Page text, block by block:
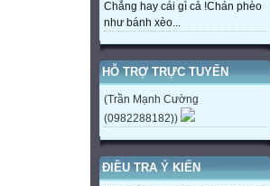
Chẳng hay cái gì cả !Chán phèo
như bánh xèo...
HỖ TRỢ TRỰC TUYẾN
(Trần Mạnh Cường
(0982288182))
ĐIỀU TRA Ý KIẾN